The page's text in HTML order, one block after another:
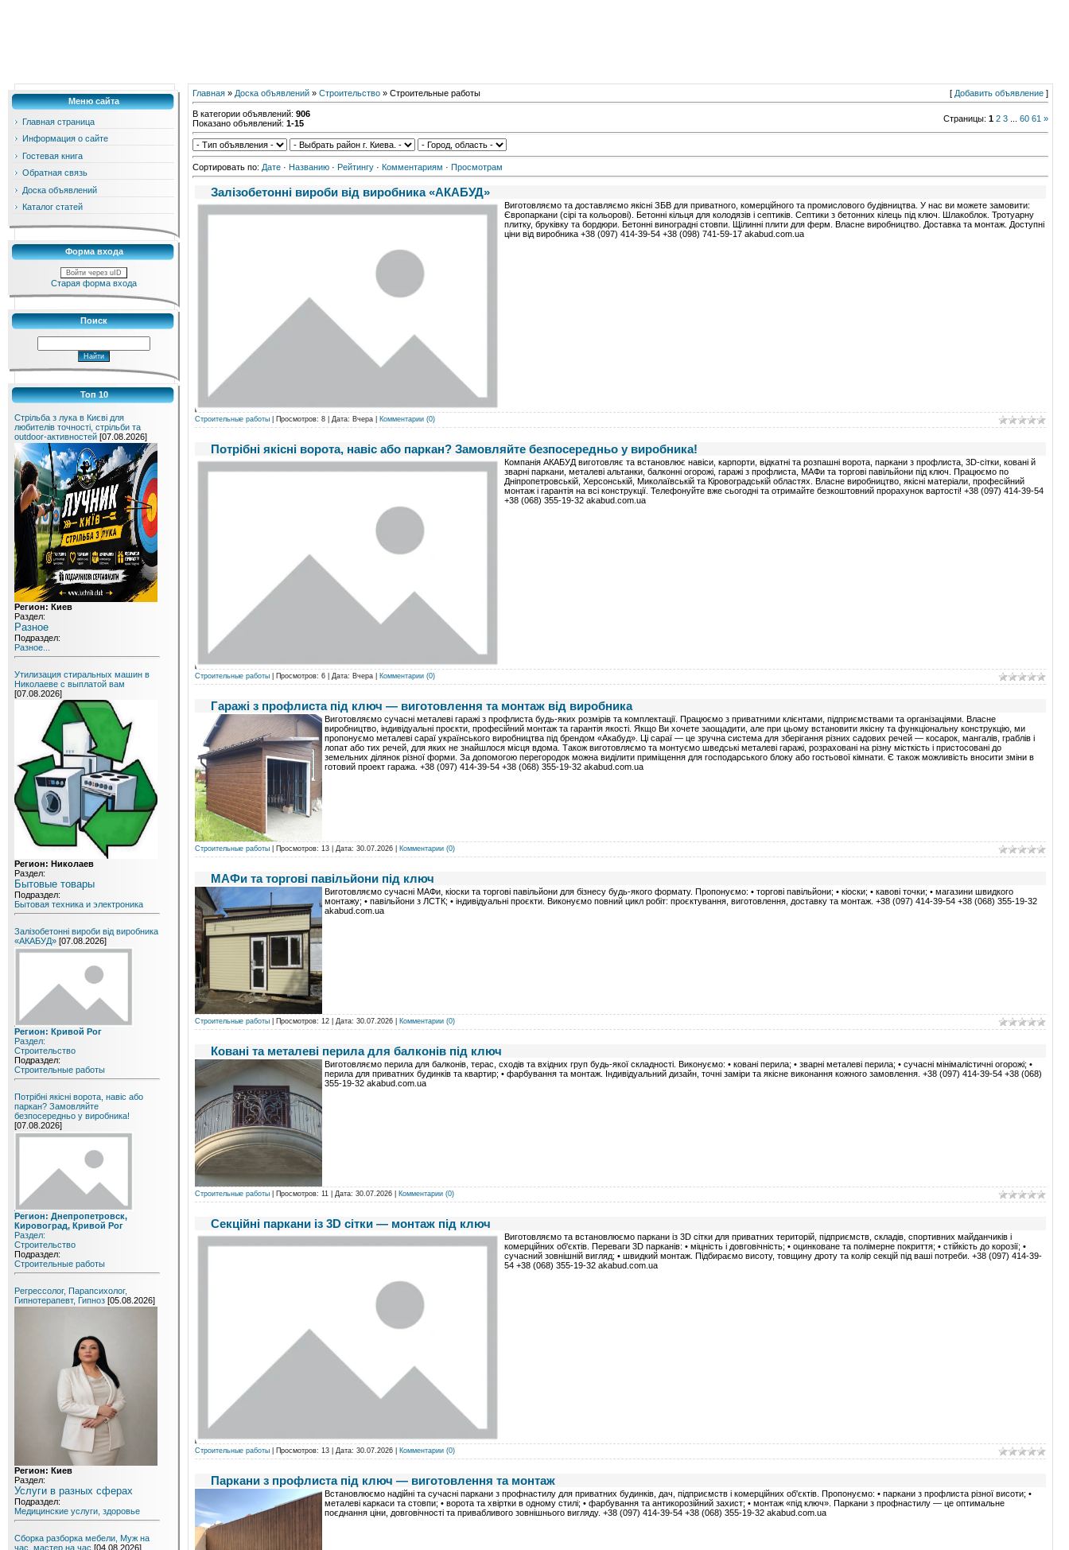
Меню сайта
Главная страница
Информация о сайте
Гостевая книга
Обратная связь
Доска объявлений
Каталог статей
Форма входа
Войти через uID
Старая форма входа
Поиск
Топ 10
Стрільба з лука в Києві для
любителів точності, стрільби та
outdoor-активностей [07.08.2026]
Регион: Киев
Раздел:
Разное
Подраздел:
Разное...
Утилизация стиральных машин в
Николаеве с выплатой вам
[07.08.2026]
Регион: Николаев
Раздел:
Бытовые товары
Подраздел:
Бытовая техника и электроника
Залізобетонні вироби від виробника
«АКАБУД» [07.08.2026]
Регион: Кривой Рог
Раздел:
Строительство
Подраздел:
Строительные работы
Потрібні якісні ворота, навіс або
паркан? Замовляйте
безпосередньо у виробника!
[07.08.2026]
Регион: Днепропетровск,
Кировоград, Кривой Рог
Раздел:
Строительство
Подраздел:
Строительные работы
Регрессолог, Парапсихолог,
Гипнотерапевт, Гипноз [05.08.2026]
Регион: Киев
Раздел:
Услуги в разных сферах
Подраздел:
Медицинские услуги, здоровье
Сборка разборка мебели, Муж на
час, мастер на час [04.08.2026]
Главная » Доска объявлений » Строительство » Строительные работы [ Добавить объявление ]
В категории объявлений: 906
Показано объявлений: 1-15 Страницы: 1 2 3 60 61 »
Сортировать по: Дате · Названию · Рейтингу · Комментариям · Просмотрам
Залізобетонні вироби від виробника «АКАБУД»
Виготовляємо та доставляємо якісні ЗБВ для приватного, комерційного та промислового будівництва. У нас ви можете замовити:
Європаркани (сірі та кольорові). Бетонні кільця для колодязів і септиків. Септики з бетонних кілець під ключ. Шлакоблок. Тротуарну
плитку, бруківку та бордюри. Бетонні виноградні стовпи. Щілинні плити для ферм. Власне виробництво. Доставка та монтаж. Доступні
ціни від виробника +38 (097) 414-39-54 +38 (098) 741-59-17 akabud.com.ua
Строительные работы | Просмотров: 8 | Дата: Вчера Комментарии (0)
Потрібні якісні ворота, навіс або паркан? Замовляйте безпосередньо у виробника!
Компанія АКАБУД виготовляє та встановлює навіси, карпорти, відкатні та розпашні ворота, паркани з профлиста, 3D-сітки, ковані й
зварні паркани, металеві альтанки, балконні огорожі, гаражі з профлиста, МАФи та торгові павільйони під ключ. Працюємо по
Дніпропетровській, Херсонській, Миколаївській та Кіровоградській областях. Власне виробництво, якісні матеріали, професійний
монтаж і гарантія на всі конструкції. Телефонуйте вже сьогодні та отримайте безкоштовний прорахунок вартості! +38 (097) 414-39-54
+38 (068) 355-19-32 akabud.com.ua
Строительные работы | Просмотров: 6 | Дата: Вчера Комментарии (0)
Гаражі з профлиста під ключ — виготовлення та монтаж від виробника
Виготовляємо сучасні металеві гаражі з профлиста будь-яких розмірів та комплектації. Працюємо з приватними клієнтами, підприємствами та організаціями. Власне
виробництво, індивідуальні проєкти, професійний монтаж та гарантія якості. Якщо Ви хочете заощадити, але при цьому встановити якісну та функціональну конструкцію, ми
пропонуємо металеві сараї українського виробництва під брендом «Акабуд». Ці сараї — це зручна система для зберігання різних садових речей — косарок, мангалів, граблів і
лопат або тих речей, для яких не знайшлося місця вдома. Також виготовляємо та монтуємо шведські металеві гаражі, розраховані на різну місткість і пристосовані до
земельних ділянок різної форми. За допомогою перегородок можна виділити приміщення для господарського блоку або гостьової кімнати. Є також можливість вносити зміни в
готовий проект гаража. +38 (097) 414-39-54 +38 (068) 355-19-32 akabud.com.ua
Строительные работы | Просмотров: 13 | Дата: 30.07.2026 Комментарии (0)
МАФи та торгові павільйони під ключ
Виготовляємо сучасні МАФи, кіоски та торгові павільйони для бізнесу будь-якого формату. Пропонуємо: • торгові павільйони; • кіоски; • кавові точки; • магазини швидкого
монтажу; • павільйони з ЛСТК; • індивідуальні проєкти. Виконуємо повний цикл робіт: проєктування, виготовлення, доставку та монтаж. +38 (097) 414-39-54 +38 (068) 355-19-32
akabud.com.ua
Строительные работы | Просмотров: 12 | Дата: 30.07.2026 Комментарии (0)
Ковані та металеві перила для балконів під ключ
Виготовляємо перила для балконів, терас, сходів та вхідних груп будь-якої складності. Виконуємо: • ковані перила; • зварні металеві перила; • сучасні мінімалістичні огорожі; •
перила для приватних будинків та квартир; • фарбування та монтаж. Індивідуальний дизайн, точні заміри та якісне виконання кожного замовлення. +38 (097) 414-39-54 +38 (068)
355-19-32 akabud.com.ua
Строительные работы | Просмотров: 11 | Дата: 30.07.2026 Комментарии (0)
Секційні паркани із 3D сітки — монтаж під ключ
Виготовляємо та встановлюємо паркани із 3D сітки для приватних територій, підприємств, складів, спортивних майданчиків і
комерційних об'єктів. Переваги 3D парканів: • міцність і довговічність; • оцинковане та полімерне покриття; • стійкість до корозії; •
сучасний зовнішній вигляд; • швидкий монтаж. Підбираємо висоту, товщину дроту та колір секцій під ваші потреби. +38 (097) 414-39-
54 +38 (068) 355-19-32 akabud.com.ua
Строительные работы | Просмотров: 13 | Дата: 30.07.2026 Комментарии (0)
Паркани з профлиста під ключ — виготовлення та монтаж
Встановлюємо надійні та сучасні паркани з профнастилу для приватних будинків, дач, підприємств і комерційних об'єктів. Пропонуємо: • паркани з профлиста різної висоти; •
металеві каркаси та стовпи; • ворота та хвіртки в одному стилі; • фарбування та антикорозійний захист; • монтаж «під ключ». Паркани з профнастилу — це оптимальне
поєднання ціни, довговічності та привабливого зовнішнього вигляду. +38 (097) 414-39-54 +38 (068) 355-19-32 akabud.com.ua